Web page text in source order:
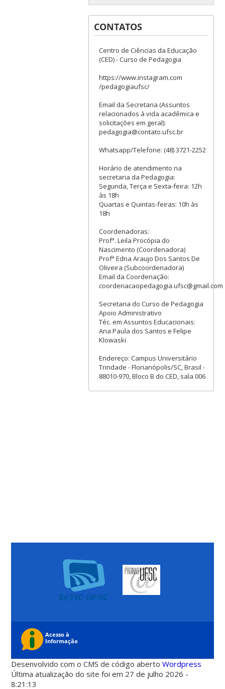
CONTATOS
Centro de Ciências da Educação
(CED) - Curso de Pedagogia
https://www.instagram.com
/pedagogiaufsc/
Email da Secretaria (Assuntos
relacionados à vida acadêmica e
solicitações em geral):
pedagogia@contato.ufsc.br
Whatsapp/Telefone: (48) 3721-2252
Horário de atendimento na
secretaria da Pedagogia:
Segunda, Terça e Sexta-feira: 12h
às 18h
Quartas e Quintas-feiras: 10h às
18h
Coordenadoras:
Profª. Leila Procópia do
Nascimento (Coordenadora)
Profª Edna Araujo Dos Santos De
Oliveira (Subcoordenadora)
Email da Coordenação:
coordenacaopedagogia.ufsc@gmail.com
Secretaria do Curso de Pedagogia
Apoio Administrativo
Téc. em Assuntos Educacionais:
Ana Paula dos Santos e Felipe
Klowaski
Endereço: Campus Universitário
Trindade - Florianópolis/SC, Brasil -
88010-970, Bloco B do CED, sala 006
Desenvolvido com o CMS de código abertoWordpress
Última atualização do site foi em 27 de julho 2026 -
8:21:13